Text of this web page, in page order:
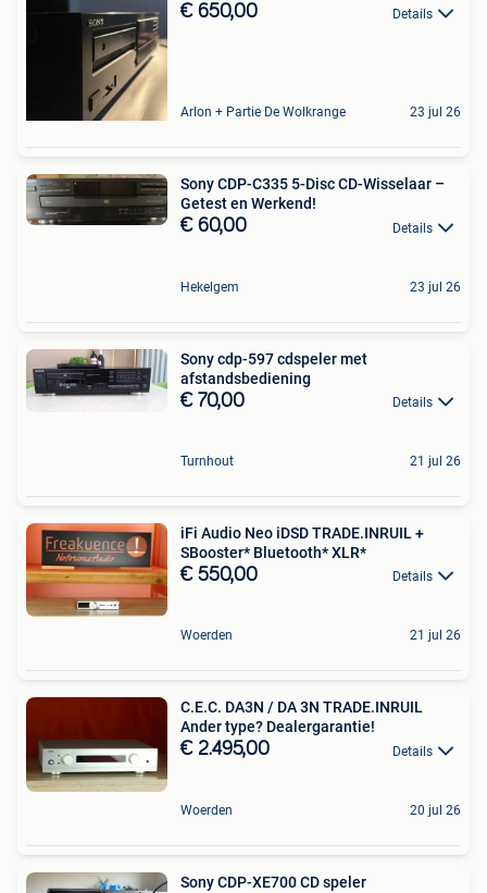
€ 650,00 Details
Arlon + Partie De Wolkrange 23 jul 26
Sony CDP-C335 5-Disc CD-Wisselaar –
Getest en Werkend!
€ 60,00 Details
Hekelgem 23 jul 26
Sony cdp-597 cdspeler met
afstandsbediening
€ 70,00 Details
Turnhout 21 jul 26
iFi Audio Neo iDSD TRADE.INRUIL +
SBooster* Bluetooth* XLR*
€ 550,00 Details
Woerden 21 jul 26
C.E.C. DA3N / DA 3N TRADE.INRUIL
Ander type? Dealergarantie!
€ 2.495,00 Details
Woerden 20 jul 26
Sony CDP-XE700 CD speler